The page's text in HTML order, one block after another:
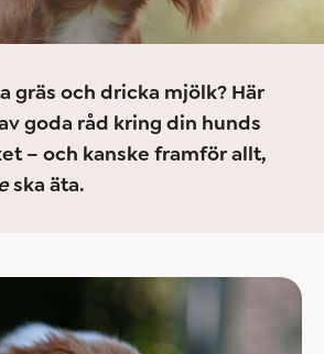
gräs och dricka mjölk? Här
goda råd kring din hunds
– och kanske framför allt,
ska äta.